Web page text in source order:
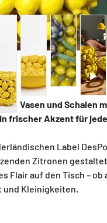
Vasen und Schalen
frischer Akzent für
Label
Zitronen
Flair auf den Tisch – ob
und Kleinigkeiten.